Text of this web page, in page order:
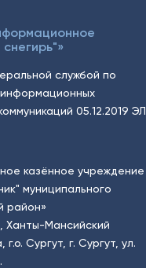
службой по
05.12.2019 ЭЛ
казённое учреждение
муниципального
район»
Ханты-Мансийский
Сургут, г. Сургут, ул.